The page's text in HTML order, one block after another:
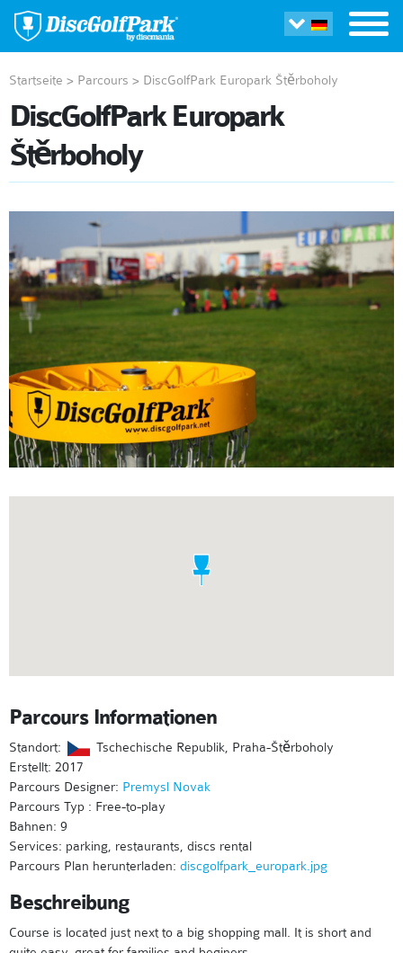
Startseite > Parcours > DiscGolfPark Europark Štěrboholy
DiscGolfPark Europark
Štěrboholy
Parcours Informationen
Standort:
Tschechische Republik, Praha-Štěrboholy
Erstellt: 2017
Parcours Designer: Premysl Novak
Parcours Typ : Free-to-play
Bahnen: 9
Services: parking, restaurants, discs rental
Parcours Plan herunterladen: discgolfpark_europark.jpg
Beschreibung
Course is located just next to a big shopping mall. It is short and